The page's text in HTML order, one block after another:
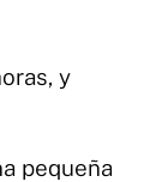
y
pequeña